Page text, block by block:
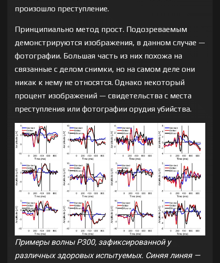
произошло преступление.
Принципиально метод прост. Подозреваемым
демонстрируются изображения, в данном случае —
фотографии. Большая часть из них похожа на
связанные с делом снимки, но на самом деле они
никак к нему не относятся. Однако некоторый
процент изображений — свидетельства с места
преступления или фотографии орудия убийства.
Примеры волны P300, зафиксированной у
различных здоровых испытуемых. Синяя линяя —